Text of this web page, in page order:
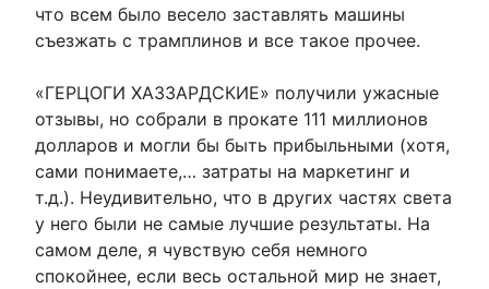
что всем было весело заставлять машины
съезжать с трамплинов и все такое прочее.
«ГЕРЦОГИ ХАЗЗАРДСКИЕ» получили ужасные
отзывы, но собрали в прокате 111 миллионов
долларов и могли бы быть прибыльными (хотя,
сами понимаете,… затраты на маркетинг и
т.д.). Неудивительно, что в других частях света
у него были не самые лучшие результаты. На
самом деле, я чувствую себя немного
спокойнее, если весь остальной мир не знает,